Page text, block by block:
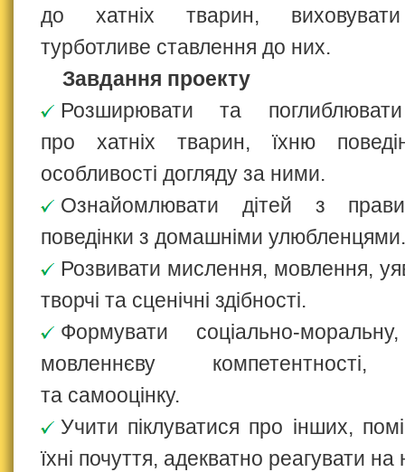
до хатніх тварин, виховувати
турботливе ставлення до них.
Завдання проекту
Розширювати та
про хатніх тварин, їхню
особливості догляду за ними.
Ознайомлювати дітей з
поведінки з домашніми улюбленцями.
Розвивати мислення, мовлення,
творчі та сценічні здібності.
Формувати соціально-
мовленнєву компетентності,
та самооцінку.
Учити піклуватися про інших,
їхні почуття, адекватно реагувати на